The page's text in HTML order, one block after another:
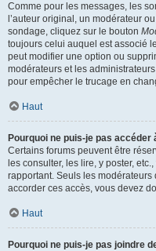
Comme pour les messages, les
l’auteur original, un modérateur
sondage, cliquez sur le bouton
toujours celui auquel est associé
peut modifier une option ou
modérateurs et les
pour empêcher le trucage en
Haut
Pourquoi ne puis-je pas accéder
Certains forums peuvent être
les consulter, les lire, y poster,
rapportant. Seuls les
accorder ces accès, vous devez
Haut
Pourquoi ne puis-je pas joindre